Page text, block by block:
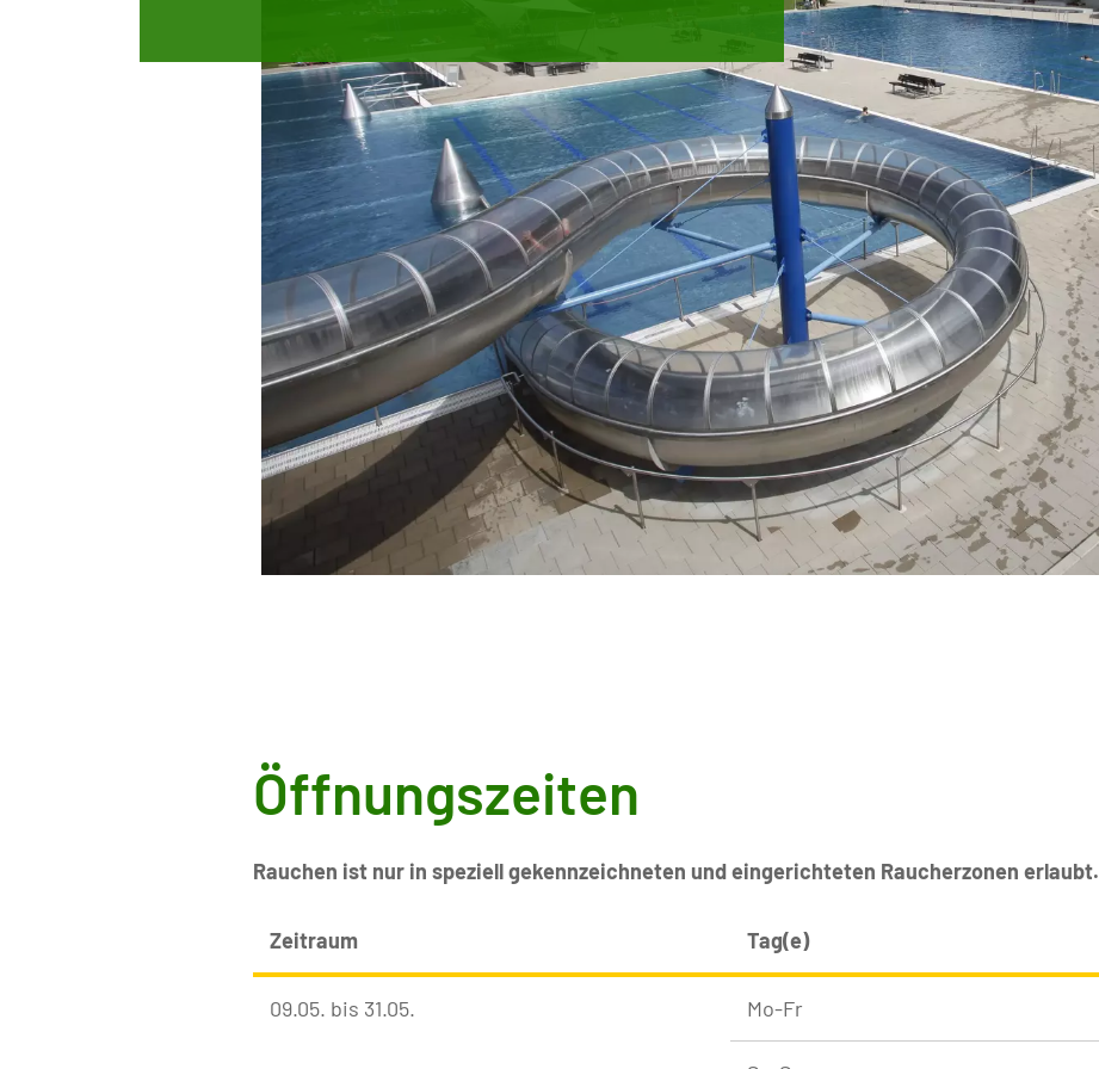
Öffnungszeiten
Rauchen ist nur in speziell gekennzeichneten und eingerichteten Raucherzonen erlaubt.
Zeitraum Tag(e)
09.05. bis 31.05. Mo-Fr